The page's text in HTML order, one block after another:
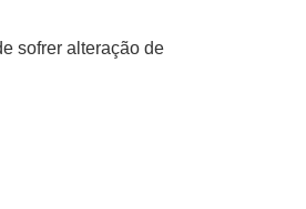
sofrer alteração de